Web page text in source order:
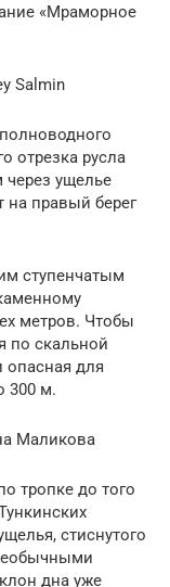
«Мраморное
Salmin
отрезка русла
ущелье
на правый берег
ступенчатым
метров. Чтобы
по скальной
опасная для
300 м.
Маликова
тропке до того
стиснутого
дна уже